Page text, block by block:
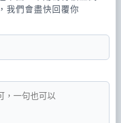
我們會盡快回覆你